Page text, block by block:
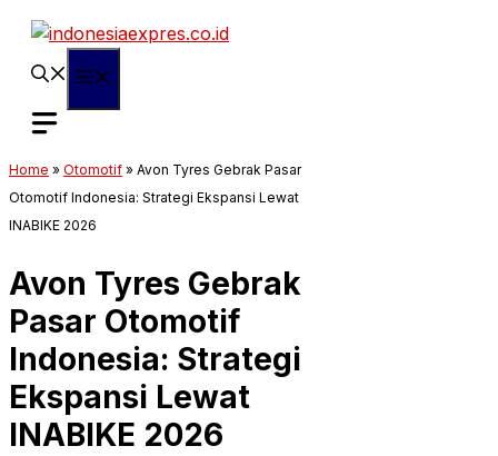
Langsung
Home » Otomotif » Avon Tyres Gebrak Pasar
Otomotif Indonesia: Strategi Ekspansi Lewat
INABIKE 2026
Avon Tyres Gebrak
Pasar Otomotif
Indonesia: Strategi
Ekspansi Lewat
INABIKE 2026